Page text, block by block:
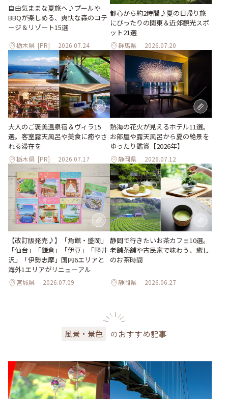
自由気ままな夏旅へ♪プールや
BBQが楽しめる、爽快な森のコテ
ージ＆リゾート15選
栃木県 [PR] 2026.07.24
都心から約2時間♪夏の日帰り旅
にぴったりの関東＆近郊観光スポ
ット21選
群馬県 2026.07.20
大人のご褒美温泉宿＆ヴィラ15
選。客室露天風呂や美食に癒やさ
れる滞在を
栃木県 [PR] 2026.07.17
熱海の花火が見えるホテル11選。
お部屋や露天風呂から夏の絶景を
ゆったり鑑賞【2026年】
静岡県 2026.07.12
【改訂版発売♪】「角館・盛岡」
「仙台」「鎌倉」「伊豆」「軽井
沢」「伊勢志摩」国内6エリアと
海外1エリアがリニューアル
宮城県 2026.07.09
静岡で行きたいお茶カフェ10選。
老舗茶舗や古民家で味わう、癒し
のお茶時間
静岡県 2026.06.27
風景・景色 のおすすめ記事